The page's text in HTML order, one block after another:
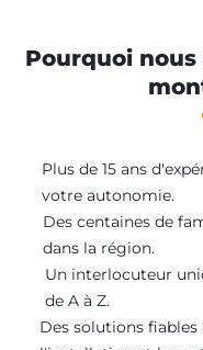
Pourquoi
Plus de 15 ans
votre autonomie.
Des centaines de
dans la région.
Un interlocuteur
de A à Z.
Des solutions